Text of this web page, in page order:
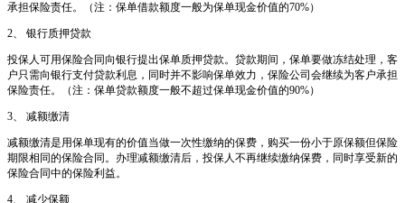
承担保险责任。（注：保单借款额度一般为保单现金价值的70%）
2、 银行质押贷款
投保人可用保险合同向银行提出保单质押贷款。贷款期间，保单要做冻结处理，客
户只需向银行支付贷款利息，同时并不影响保单效力，保险公司会继续为客户承担
保险责任。（注：保单贷款额度一般不超过保单现金价值的90%）
3、 减额缴清
减额缴清是用保单现有的价值当做一次性缴纳的保费，购买一份小于原保额但保险
期限相同的保险合同。办理减额缴清后，投保人不再继续缴纳保费，同时享受新的
保险合同中的保险利益。
4、 减少保额